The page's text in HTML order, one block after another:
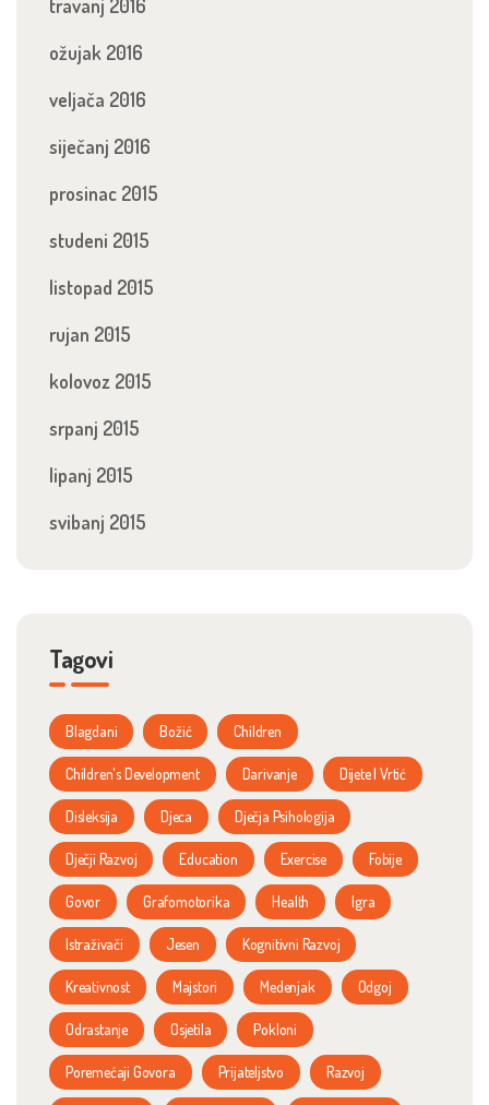
travanj 2016
ožujak 2016
veljača 2016
siječanj 2016
prosinac 2015
studeni 2015
listopad 2015
rujan 2015
kolovoz 2015
srpanj 2015
lipanj 2015
svibanj 2015
Tagovi
Blagdani Božić Children
Children's Development Darivanje Dijete I Vrtić
Disleksija Djeca Dječja Psihologija
Dječji Razvoj Education Exercise Fobije
Govor Grafomotorika Health Igra
Istraživači Jesen Kognitivni Razvoj
Kreativnost Majstori Medenjak Odgoj
Odrastanje Osjetila Pokloni
Poremećaji Govora Prijateljstvo Razvoj